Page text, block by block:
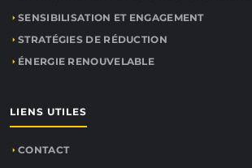
SENSIBILISATION ET ENGAGEMENT
STRATÉGIES DE RÉDUCTION
ÉNERGIE RENOUVELABLE
LIENS UTILES
CONTACT